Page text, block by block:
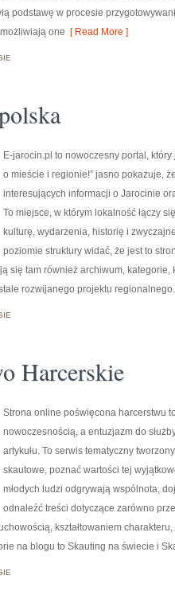
podstawę w procesie
one [ Read More ]
E-jarocin.pl to nowoczesny portal,
o mieście i regionie!” jasno pokazuje,
interesujących informacji o Jarocinie
To miejsce, w którym lokalność łączy
kulturę, wydarzenia, historię i
poziomie struktury widać, że jest to
się tam również archiwum,
rozwijanego projektu
Harcerskie
Strona online poświęcona harcerstwu
nowoczesnością, a entuzjazm do
artykułu. To serwis tematyczny
skautowe, poznać wartości tej
młodych ludzi odgrywają wspólnota,
odnaleźć treści dotyczące zarówno
kształtowaniem
na blogu to Skauting na świecie i